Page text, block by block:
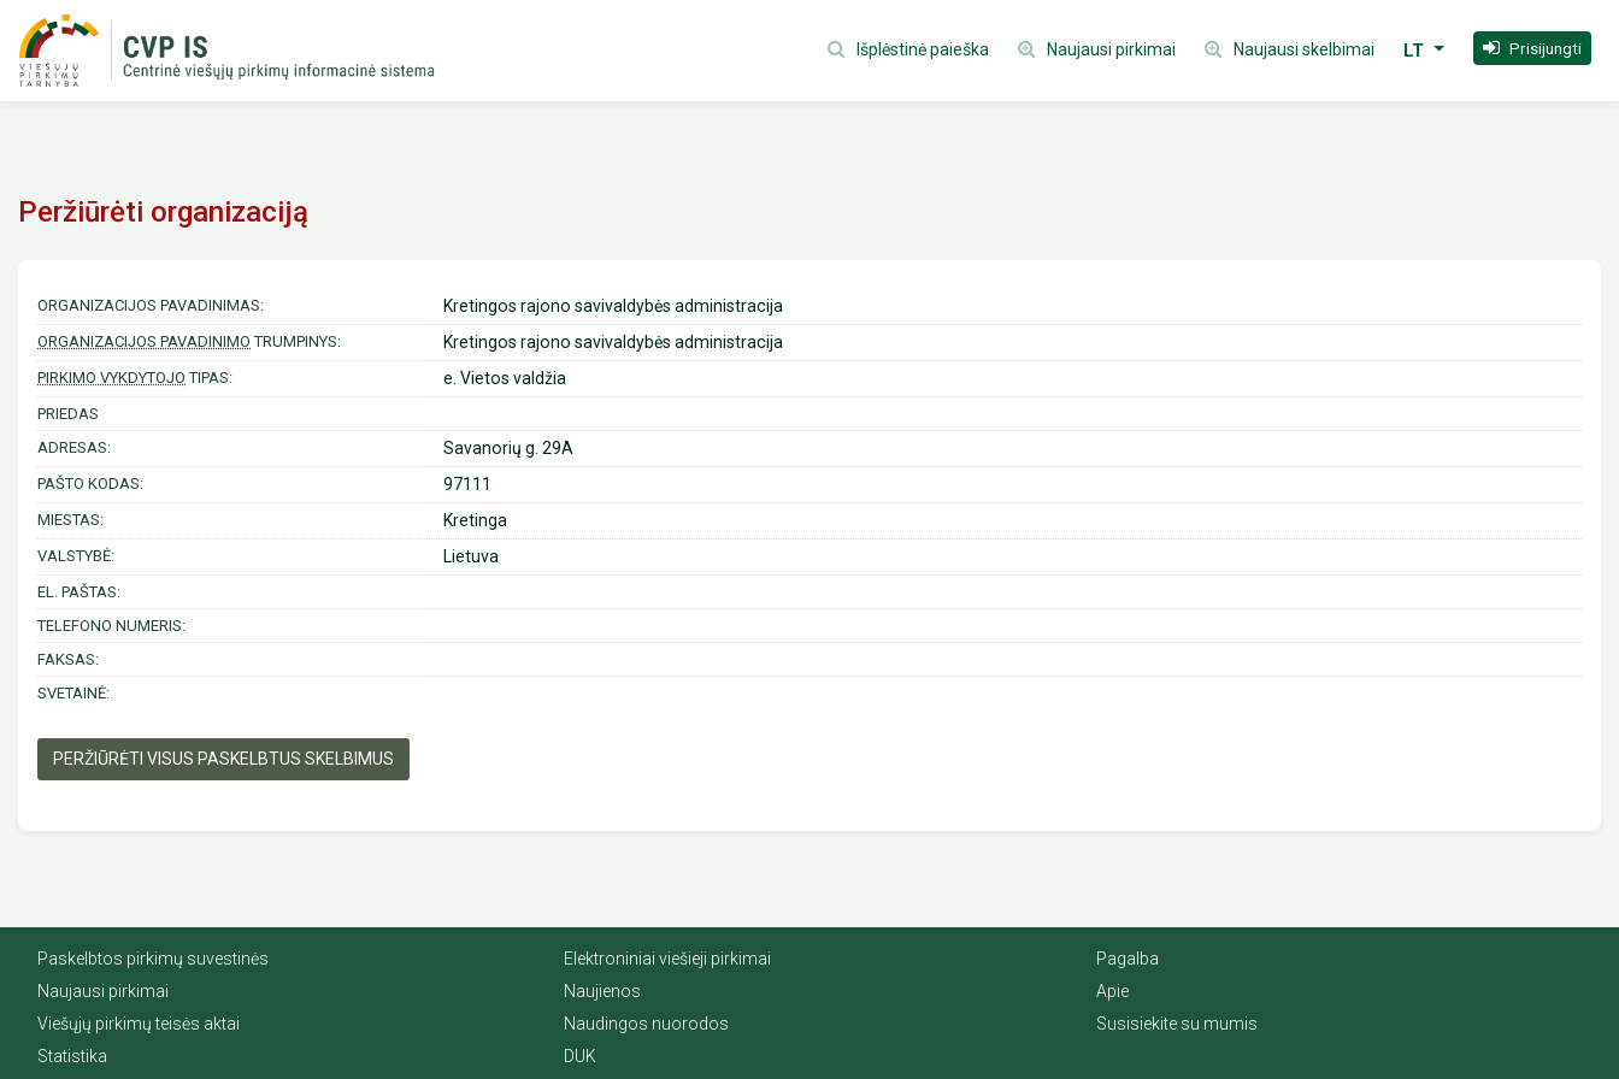
Išplėstinė paieška Naujausi pirkimai Naujausi skelbimai LT Prisijungti
Peržiūrėti organizaciją
ORGANIZACIJOS PAVADINIMAS: Kretingos rajono savivaldybės administracija
ORGANIZACIJOS PAVADINIMO TRUMPINYS: Kretingos rajono savivaldybės administracija
PIRKIMO VYKDYTOJO TIPAS: e. Vietos valdžia
PRIEDAS
ADRESAS:
Savanorių g. 29A
PAŠTO KODAS: 97111
MIESTAS: Kretinga
VALSTYBĖ: Lietuva
EL. PAŠTAS:
TELEFONO NUMERIS:
FAKSAS:
SVETAINĖ:
PERŽIŪRĖTI VISUS PASKELBTUS SKELBIMUS
Paskelbtos pirkimų suvestinės
Naujausi pirkimai
Viešųjų pirkimų teisės aktai
Statistika
Elektroniniai viešieji pirkimai
Naujienos
Naudingos nuorodos
DUK
Pagalba
Apie
Susisiekite su mumis